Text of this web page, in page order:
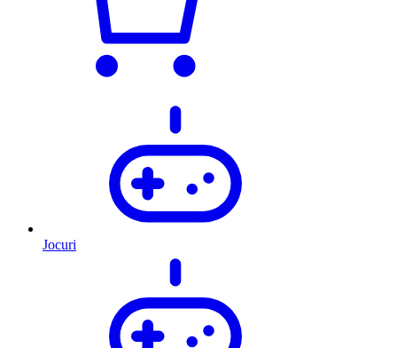
Jocuri